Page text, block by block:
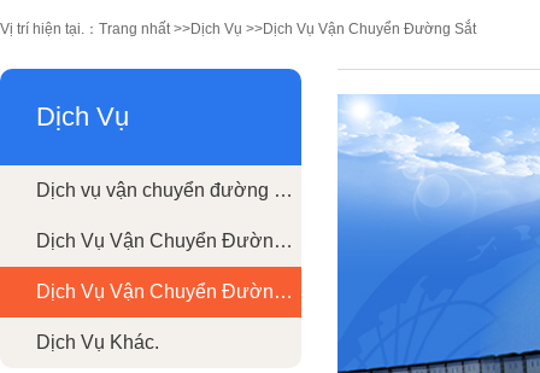
Vị trí hiện tại.： Trang nhất>>Dịch Vụ >>Dịch Vụ Vận Chuyển Đường Sắt
Dịch Vụ
Dịch vụ vận chuyển đường biển
Dịch Vụ Vận Chuyển Đường Hàng Không
Dịch Vụ Vận Chuyển Đường Sắt
Dịch Vụ Khác.